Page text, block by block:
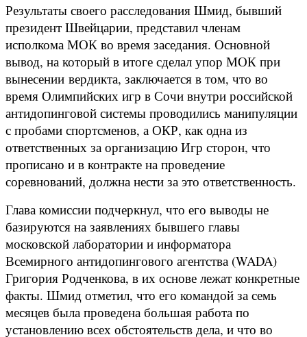
Результаты своего расследования Шмид, бывший
президент Швейцарии, представил членам
исполкома МОК во время заседания. Основной
вывод, на который в итоге сделал упор МОК при
вынесении вердикта, заключается в том, что во
время Олимпийских игр в Сочи внутри российской
антидопинговой системы проводились манипуляции
с пробами спортсменов, а ОКР, как одна из
ответственных за организацию Игр сторон, что
прописано и в контракте на проведение
соревнований, должна нести за это ответственность.
Глава комиссии подчеркнул, что его выводы не
базируются на заявлениях бывшего главы
московской лаборатории и информатора
Всемирного антидопингового агентства (WADA)
Григория Родченкова, в их основе лежат конкретные
факты. Шмид отметил, что его командой за семь
месяцев была проведена большая работа по
установлению всех обстоятельств дела, и что во